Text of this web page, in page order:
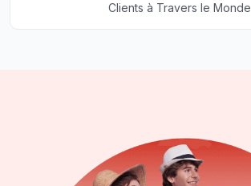
Clients à Travers le Monde